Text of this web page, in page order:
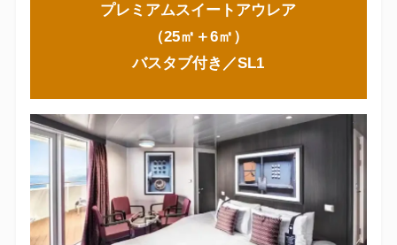
プレミアムスイートアウレア
（25㎡＋6㎡）
バスタブ付き／SL1